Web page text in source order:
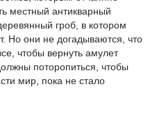
местный антикварный
гроб, в котором
Но они не догадываются, что
чтобы вернуть амулет
поторопиться, чтобы
мир, пока не стало